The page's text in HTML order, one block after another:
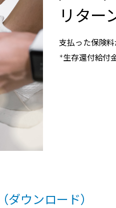
リター
支払った保険
＊生存還付給付
ダウンロード）